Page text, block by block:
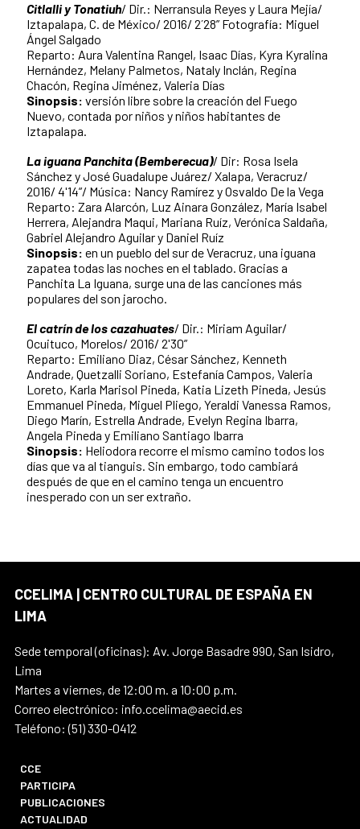
Citlalli y Tonatiuh/ Dir.: Nerransula Reyes y Laura Mejía/
Iztapalapa, C. de México/ 2016/ 2´28” Fotografía: Miguel
Ángel Salgado
Reparto: Aura Valentina Rangel, Isaac Días, Kyra Kyralina
Hernández, Melany Palmetos, Nataly Inclán, Regina
Chacón, Regina Jiménez, Valeria Días
Sinopsis: versión libre sobre la creación del Fuego
Nuevo, contada por niños y niños habitantes de
Iztapalapa.
La iguana Panchita (Bemberecua)/ Dir: Rosa Isela
Sánchez y José Guadalupe Juárez/ Xalapa, Veracruz/
2016/ 4'14”/ Música: Nancy Ramírez y Osvaldo De la Vega
Reparto: Zara Alarcón, Luz Ainara González, María Isabel
Herrera, Alejandra Maqui, Mariana Ruíz, Verónica Saldaña,
Gabriel Alejandro Aguilar y Daniel Ruíz
Sinopsis: en un pueblo del sur de Veracruz, una iguana
zapatea todas las noches en el tablado. Gracias a
Panchita La Iguana, surge una de las canciones más
populares del son jarocho.
El catrín de los cazahuates/ Dir.: Miriam Aguilar/
Ocuituco, Morelos/ 2016/ 2'30”
Reparto: Emiliano Diaz, César Sánchez, Kenneth
Andrade, Quetzalli Soriano, Estefanía Campos, Valeria
Loreto, Karla Marisol Pineda, Katia Lizeth Pineda, Jesús
Emmanuel Pineda, Miguel Pliego, Yeraldi Vanessa Ramos,
Diego Marín, Estrella Andrade, Evelyn Regina Ibarra,
Angela Pineda y Emiliano Santiago Ibarra
Sinopsis: Heliodora recorre el mismo camino todos los
días que va al tianguis. Sin embargo, todo cambiará
después de que en el camino tenga un encuentro
inesperado con un ser extraño.
CCELIMA | CENTRO CULTURAL DE ESPAÑA EN
LIMA
Sede temporal (oficinas): Av. Jorge Basadre 990, San Isidro,
Lima
Martes a viernes, de 12:00 m. a 10:00 p.m.
Correo electrónico: info.ccelima@aecid.es
Teléfono: (51) 330-0412
CCE
PARTICIPA
PUBLICACIONES
ACTUALIDAD